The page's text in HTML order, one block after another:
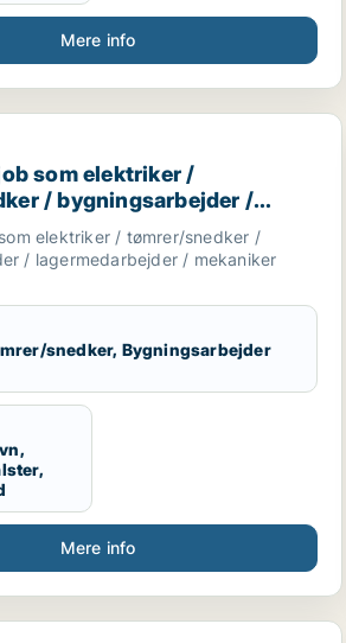
Mere info
som elektriker / tømrer/snedker /
som elektriker /
/ bygningsarbejder /
/ mekaniker
elektriker / tømrer/snedker /
/ lagermedarbejder / mekaniker
snedker, Bygningsarbejder
Mere info